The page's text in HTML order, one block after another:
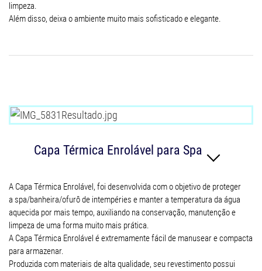
limpeza.
Além disso, deixa o ambiente muito mais sofisticado e elegante.
Capa Térmica Enrolável para Spa
A Capa Térmica Enrolável, foi desenvolvida com o objetivo de proteger
a spa/banheira/ofurô de intempéries e manter a temperatura da água
aquecida por mais tempo, auxiliando na conservação, manutenção e
limpeza de uma forma muito mais prática.
A Capa Térmica Enrolável é extremamente fácil de manusear e compacta
para armazenar.
Produzida com materiais de alta qualidade, seu revestimento possui